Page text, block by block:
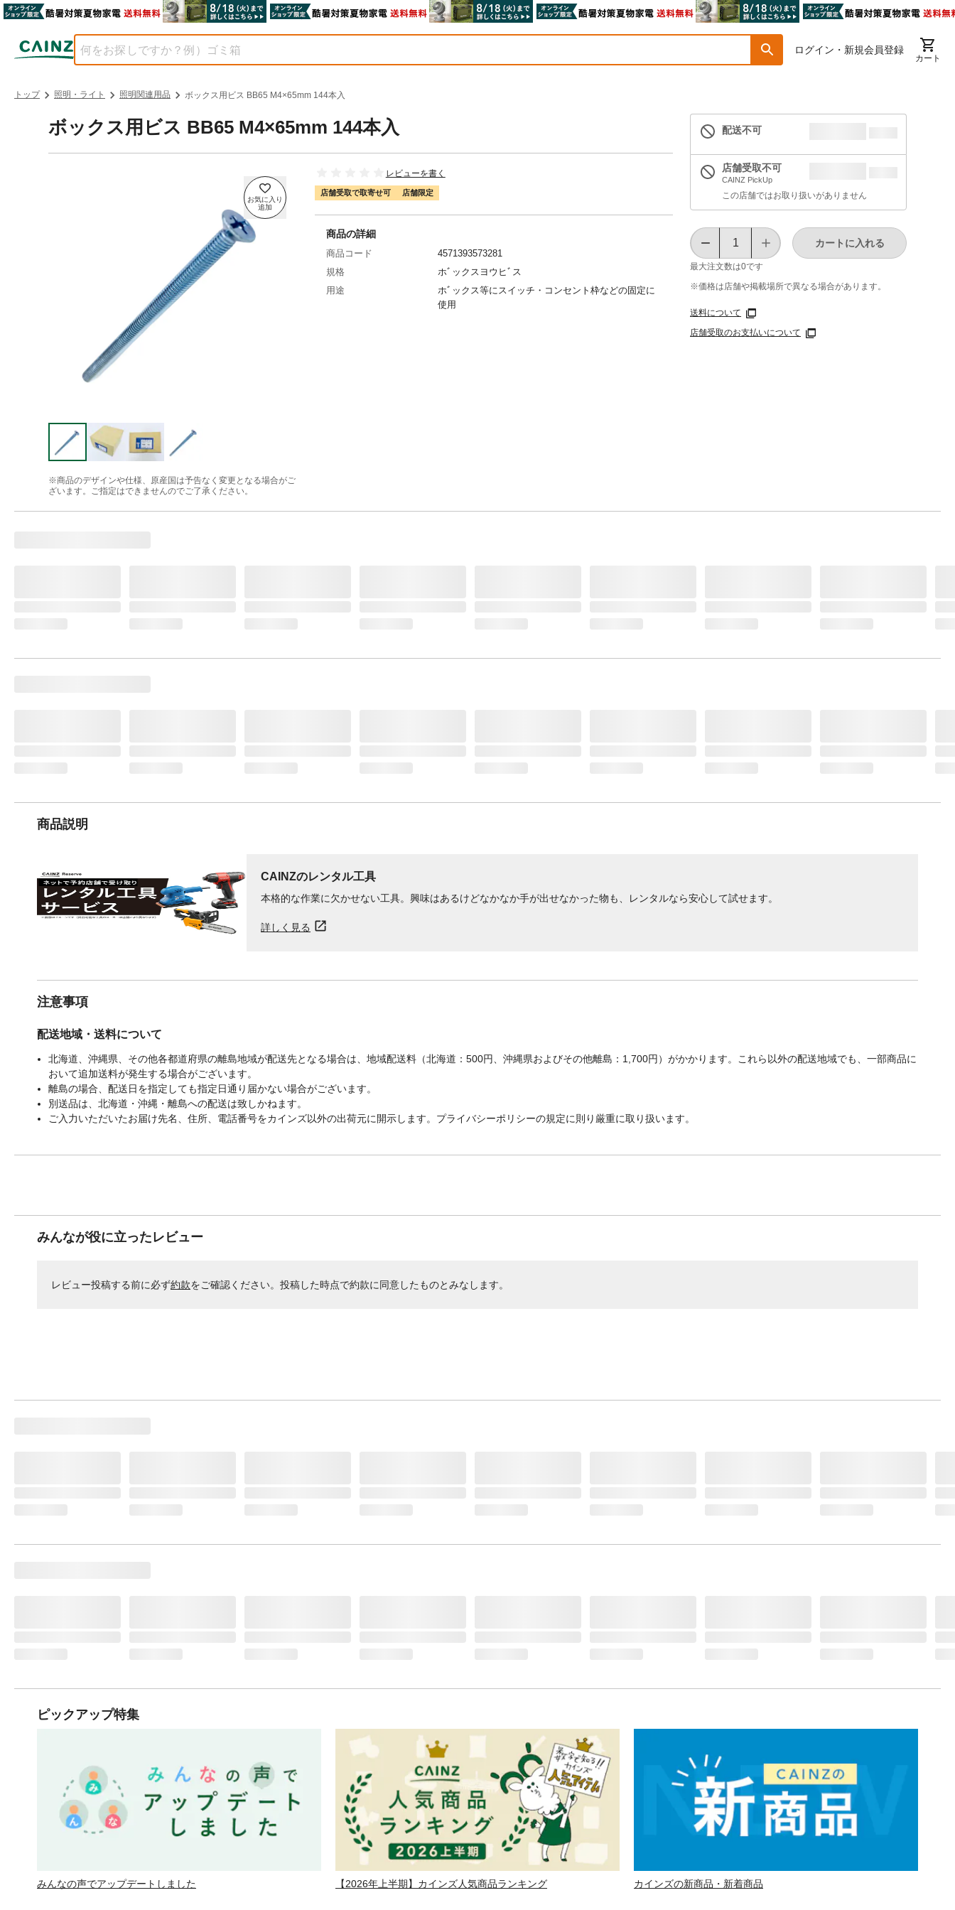
ログイン・新規会員登録
カート
トップ 照明・ライト 照明関連用品 ボックス用ビス BB65 M4×65mm 144本入
ボックス用ビス BB65 M4×65mm 144本入
※商品のデザインや仕様、原産国は予告なく変更となる場合がご
ざいます。ご指定はできませんのでご了承ください。
レビューを書く
店舗受取で取寄せ可 店舗限定
配送不可
店舗受取不可
CAINZ PickUp
この店舗ではお取り扱いがありません
最大注文数は0です
カートに入れる
※価格は​店舗や​掲載場所で​異なる​場合が​あります。
送料について
店舗受取のお支払いについて
商品の詳細
商品コード
4571393573281
規格
ホﾞックスヨウヒﾞス
用途
ホﾞックス等にスイッチ・コンセント枠などの固定に
使用
商品説明
CAINZのレンタル工具
本格的な作業に欠かせない工具。興味はあるけどなかなか手が出せなかった物も、レンタルなら安心して試せます。
詳しく見る
注意事項
配送地域・送料について
北海道、沖縄県、その他各都道府県の離島地域が配送先となる場合は、地域配送料（北海道：500円、沖縄県およびその他離島：1,700円）がかかります。これら以外の配送地域でも、一部商品に
おいて追加送料が発生する場合がございます。
離島の場合、配送日を指定しても指定日通り届かない場合がございます。
別送品は、北海道・沖縄・離島への配送は致しかねます。
ご入力いただいたお届け先名、住所、電話番号をカインズ以外の出荷元に開示します。プライバシーポリシーの規定に則り厳重に取り扱います。
みんなが役に立ったレビュー
レビュー投稿する前に必ず約款をご確認ください。投稿した時点で約款に同意したものとみなします。
ピックアップ特集
みんなの声でアップデートしました 【2026年上半期】カインズ人気商品ランキング カインズの新商品・新着商品